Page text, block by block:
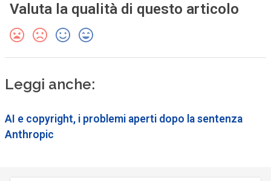
Valuta la qualità di questo articolo
Leggi anche:
AI e copyright, i problemi aperti dopo la sentenza
Anthropic